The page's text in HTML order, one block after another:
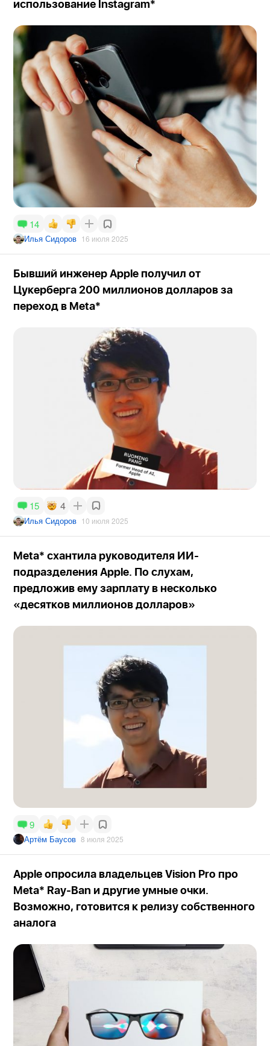
использование Instagram*
14
Илья Сидоров 16 июля 2025
Бывший инженер Apple получил от
Цукерберга 200 миллионов долларов за
переход в Meta*
15 4
Илья Сидоров 10 июля 2025
Meta* схантила руководителя ИИ-
подразделения Apple. По слухам,
предложив ему зарплату в несколько
«десятков миллионов долларов»
9
Артём Баусов 8 июля 2025
Apple опросила владельцев Vision Pro про
Meta* Ray-Ban и другие умные очки.
Возможно, готовится к релизу собственного
аналога